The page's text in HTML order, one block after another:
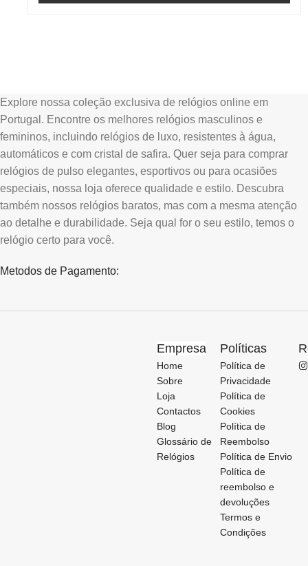
Explore nossa coleção exclusiva de relógios online em
Portugal. Encontre os melhores relógios masculinos e
femininos, incluindo relógios de luxo, resistentes à água,
automáticos e com cristal de safira. Quer seja para comprar
relógios de pulso elegantes, esportivos ou para ocasiões
especiais, nossa loja oferece qualidade e estilo. Descubra
também nossos relógios baratos, mas com a mesma atenção
ao detalhe e durabilidade. Seja qual for o seu estilo, temos o
relógio certo para você.
Metodos de Pagamento:
Empresa
Home
Sobre
Loja
Contactos
Blog
Glossário de
Relógios
Políticas
Política de
Privacidade
Política de
Cookies
Política de
Reembolso
Política de Envio
Política de
reembolso e
devoluções
Termos e
Condições